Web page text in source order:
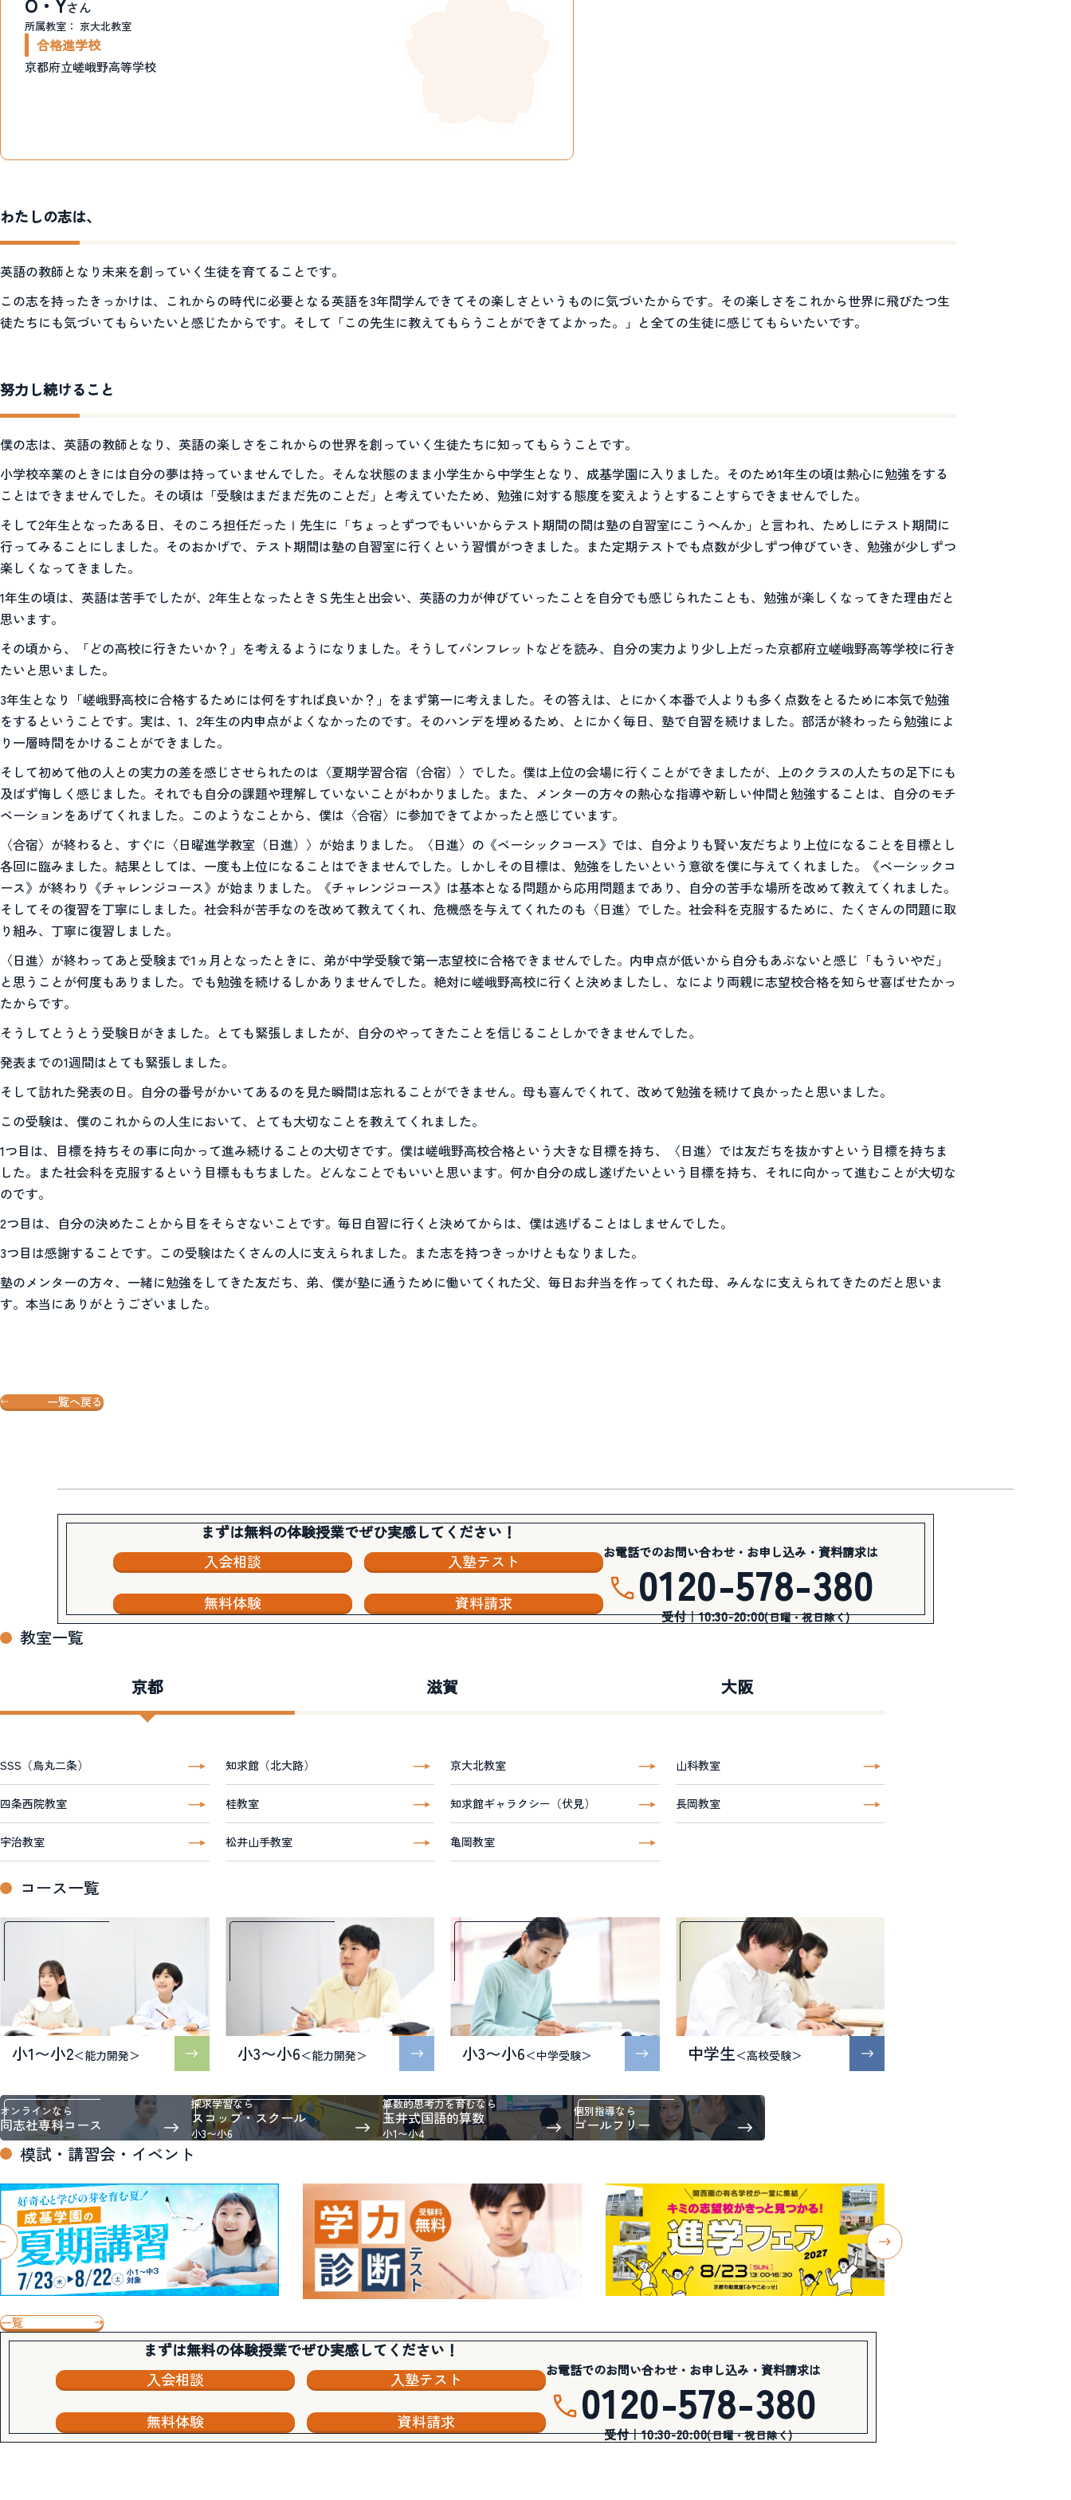
さん
所属教室： 京大北教室
合格進学校
京都府立嵯峨野高等学校
わたしの志は、
英語の教師となり未来を創っていく生徒を育てることです。
この志を持ったきっかけは、これからの時代に必要となる英語を3年間学んできてその楽しさというものに気づいたからです。その楽しさをこれから世界に飛びたつ生
徒たちにも気づいてもらいたいと感じたからです。そして「この先生に教えてもらうことができてよかった。」と全ての生徒に感じてもらいたいです。
努力し続けること
僕の志は、英語の教師となり、英語の楽しさをこれからの世界を創っていく生徒たちに知ってもらうことです。
小学校卒業のときには自分の夢は持っていませんでした。そんな状態のまま小学生から中学生となり、成基学園に入りました。そのため1年生の頃は熱心に勉強をする
ことはできませんでした。その頃は「受験はまだまだ先のことだ」と考えていたため、勉強に対する態度を変えようとすることすらできませんでした。
そして2年生となったある日、そのころ担任だったⅠ先生に「ちょっとずつでもいいからテスト期間の間は塾の自習室にこうへんか」と言われ、ためしにテスト期間に
行ってみることにしました。そのおかげで、テスト期間は塾の自習室に行くという習慣がつきました。また定期テストでも点数が少しずつ伸びていき、勉強が少しずつ
楽しくなってきました。
1年生の頃は、英語は苦手でしたが、2年生となったときＳ先生と出会い、英語の力が伸びていったことを自分でも感じられたことも、勉強が楽しくなってきた理由だと
思います。
その頃から、「どの高校に行きたいか？」を考えるようになりました。そうしてパンフレットなどを読み、自分の実力より少し上だった京都府立嵯峨野高等学校に行き
たいと思いました。
3年生となり「嵯峨野高校に合格するためには何をすれば良いか？」をまず第一に考えました。その答えは、とにかく本番で人よりも多く点数をとるために本気で勉強
をするということです。実は、1、2年生の内申点がよくなかったのです。そのハンデを埋めるため、とにかく毎日、塾で自習を続けました。部活が終わったら勉強によ
り一層時間をかけることができました。
そして初めて他の人との実力の差を感じさせられたのは〈夏期学習合宿（合宿）〉でした。僕は上位の会場に行くことができましたが、上のクラスの人たちの足下にも
及ばず悔しく感じました。それでも自分の課題や理解していないことがわかりました。また、メンターの方々の熱心な指導や新しい仲間と勉強することは、自分のモチ
ベーションをあげてくれました。このようなことから、僕は〈合宿〉に参加できてよかったと感じています。
〈合宿〉が終わると、すぐに〈日曜進学教室（日進）〉が始まりました。〈日進〉の《ベーシックコース》では、自分よりも賢い友だちより上位になることを目標とし
各回に臨みました。結果としては、一度も上位になることはできませんでした。しかしその目標は、勉強をしたいという意欲を僕に与えてくれました。《ベーシックコ
ース》が終わり《チャレンジコース》が始まりました。《チャレンジコース》は基本となる問題から応用問題まであり、自分の苦手な場所を改めて教えてくれました。
そしてその復習を丁寧にしました。社会科が苦手なのを改めて教えてくれ、危機感を与えてくれたのも〈日進〉でした。社会科を克服するために、たくさんの問題に取
り組み、丁寧に復習しました。
〈日進〉が終わってあと受験まで1ヵ月となったときに、弟が中学受験で第一志望校に合格できませんでした。内申点が低いから自分もあぶないと感じ「もういやだ」
と思うことが何度もありました。でも勉強を続けるしかありませんでした。絶対に嵯峨野高校に行くと決めましたし、なにより両親に志望校合格を知らせ喜ばせたかっ
たからです。
そうしてとうとう受験日がきました。とても緊張しましたが、自分のやってきたことを信じることしかできませんでした。
発表までの1週間はとても緊張しました。
そして訪れた発表の日。自分の番号がかいてあるのを見た瞬間は忘れることができません。母も喜んでくれて、改めて勉強を続けて良かったと思いました。
この受験は、僕のこれからの人生において、とても大切なことを教えてくれました。
1つ目は、目標を持ちその事に向かって進み続けることの大切さです。僕は嵯峨野高校合格という大きな目標を持ち、〈日進〉では友だちを抜かすという目標を持ちま
した。また社会科を克服するという目標ももちました。どんなことでもいいと思います。何か自分の成し遂げたいという目標を持ち、それに向かって進むことが大切な
のです。
2つ目は、自分の決めたことから目をそらさないことです。毎日自習に行くと決めてからは、僕は逃げることはしませんでした。
3つ目は感謝することです。この受験はたくさんの人に支えられました。また志を持つきっかけともなりました。
塾のメンターの方々、一緒に勉強をしてきた友だち、弟、僕が塾に通うために働いてくれた父、毎日お弁当を作ってくれた母、みんなに支えられてきたのだと思いま
す。本当にありがとうございました。
一覧へ戻る
まずは無料の体験授業でぜひ実感してください！
入会相談
入塾テスト
無料体験 資料請求
お電話でのお問い合わせ・お申し込み・資料請求は
0120-578-380
受付｜10:30-20:00(日曜・祝日除く)
教室一覧
京都 滋賀 大阪
SSS（烏丸二条） 知求館（北大路） 京大北教室 山科教室
四条西院教室 桂教室 知求館ギャラクシー（伏見） 長岡教室
宇治教室 松井山手教室 亀岡教室
コース一覧
小1〜小2＜能力開発＞ 小3〜小6＜能力開発＞ 小3〜小6＜中学受験＞ 中学生＜高校受験＞
オンラインなら
同志社専科コース
探求学習なら
スコップ・スクール
小3〜小6
算数的思考力を育むなら
玉井式国語的算数
小1〜小4
個別指導なら
ゴールフリー
模試・講習会・イベント
一覧
まずは無料の体験授業でぜひ実感してください！
入会相談
入塾テスト
無料体験 資料請求
お電話でのお問い合わせ・お申し込み・資料請求は
0120-578-380
受付｜10:30-20:00(日曜・祝日除く)